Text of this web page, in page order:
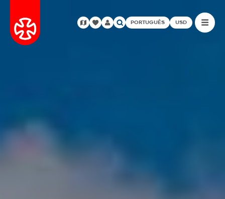
PORTUGUÊS USD